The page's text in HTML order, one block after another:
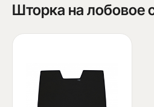
Шторка на лобовое